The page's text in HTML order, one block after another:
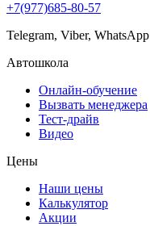
+7(977)685-80-57
Telegram, Viber, WhatsApp
Автошкола
Онлайн-обучение
Вызвать менеджера
Тест-драйв
Видео
Цены
Наши цены
Калькулятор
Акции